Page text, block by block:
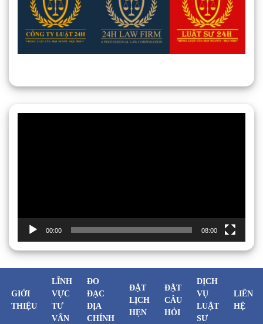
00:00 08:00
GIỚI
THIỆU
LĨNH
VỰC
TƯ
VẤN
ĐO
ĐẠC
ĐỊA
CHÍNH
ĐẶT
LỊCH
HẸN
ĐẶT
CÂU
HỎI
DỊCH
VỤ
LUẬT
SƯ
LIÊN
HỆ